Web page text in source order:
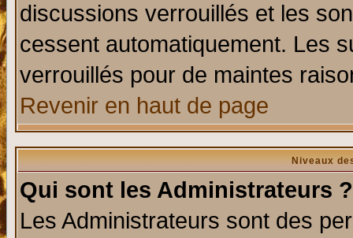
discussions verrouillés et les
cessent automatiquement. Les
verrouillés pour de maintes
Revenir en haut de page
Niveaux
Qui sont les Administrateurs ?
Les Administrateurs sont des